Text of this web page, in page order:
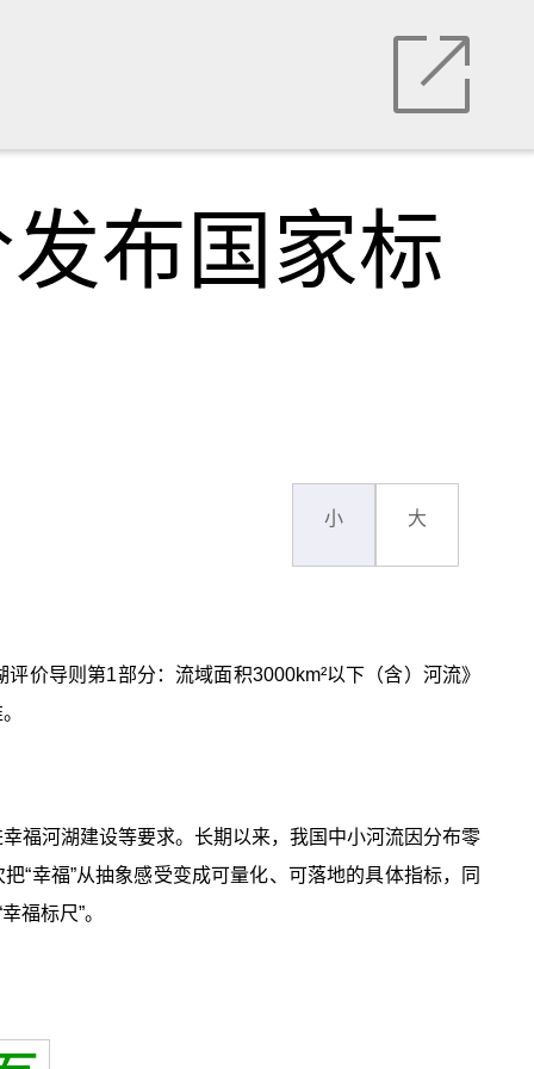
布国家标
小 大
价导则第1部分：流域面积3000km²以下（含）河流》
福河湖建设等要求。长期以来，我国中小河流因分布零
“幸福”从抽象感受变成可量化、可落地的具体指标，同
福标尺”。